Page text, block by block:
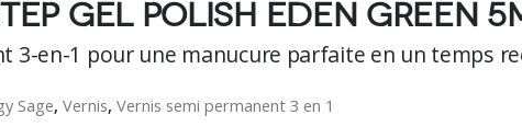
gel polish eden green
3-en-1 pour une manucure parfaite en un temps
Sage,Vernis,Vernis semi permanent 3 en 1